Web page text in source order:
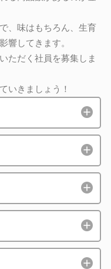
、味はもちろん、生育
響してきます。
ただく社員を募集しま
いきましょう！